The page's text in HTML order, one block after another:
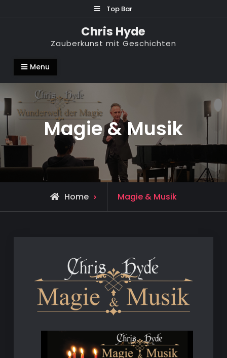
to
Top Bar
Chris Hyde
Zauberkunst mit Geschichten
Menu
Magie & Musik
Home Magie & Musik